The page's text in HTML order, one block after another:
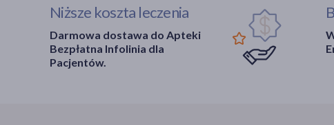
Niższe koszta leczenia
Darmowa dostawa do Apteki
Bezpłatna Infolinia dla
Pacjentów.